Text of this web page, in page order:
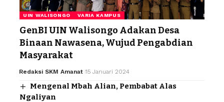
UIN WALISONGO VARIA KAMPUS
GenBI UIN Walisongo Adakan Desa
Binaan Nawasena, Wujud Pengabdian
Masyarakat
Redaksi SKM Amanat 15 Januari 2024
Mengenal Mbah Alian, Pembabat Alas
Ngaliyan